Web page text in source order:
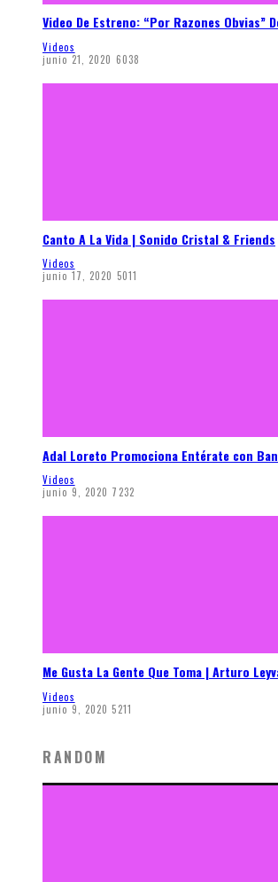
Video De Estreno: “Por Razones Obvias”
Videos
junio 21, 2020 6038
Canto A La Vida | Sonido Cristal & Friends
Videos
junio 17, 2020 5011
Adal Loreto Promociona Entérate con
Videos
junio 9, 2020 7232
Me Gusta La Gente Que Toma | Arturo
Videos
junio 9, 2020 5211
RANDOM